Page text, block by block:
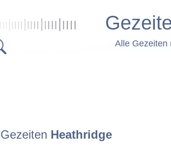
Alle Gezeiten
Gezeiten Heathridge